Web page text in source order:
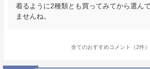
着るように2種類とも買ってみてから選ん
ませんね。
全てのおすすめコメント（2件）